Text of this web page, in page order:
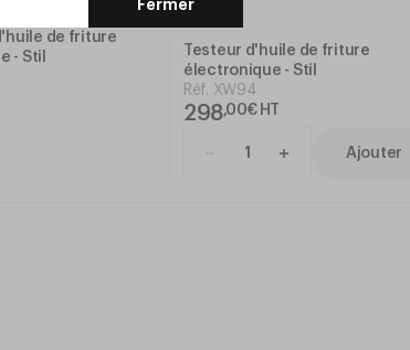
Testeur d'huile de friture
électronique - Stil
Réf. XW94
298,00€ HT
Ajouter